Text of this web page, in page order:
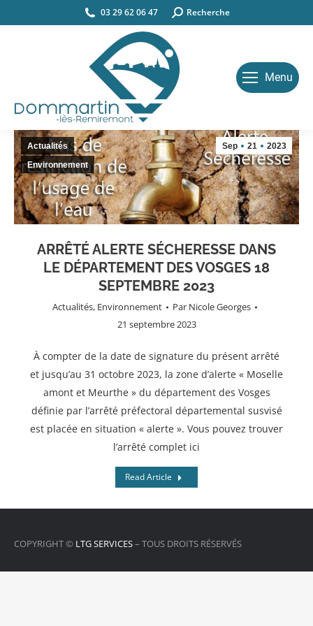
03 29 62 06 47 Search:Recherche
Menu
ARRÊTÉ ALERTE SÉCHERESSE DANS
LE DÉPARTEMENT DES VOSGES 18
SEPTEMBRE 2023
Actualités, Environnement Par Nicole Georges
21 septembre 2023
Sep 21 2023
Actualités
Environnement
À compter de la date de signature du présent arrêté
et jusqu’au 31 octobre 2023, la zone d’alerte « Moselle
amont et Meurthe » du département des Vosges
définie par l’arrêté préfectoral départemental susvisé
est placée en situation « alerte ». Vous pouvez trouver
l’arrêté complet ici
Read Article
COPYRIGHT © LTG SERVICES– TOUS DROITS RÉSERVÉS